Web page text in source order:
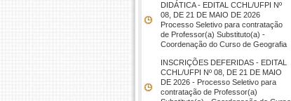
DIDÁTICA - EDITAL CCHL/UFPI Nº
08, DE 21 DE MAIO DE 2026
Processo Seletivo para contratação
de Professor(a) Substituto(a) -
Coordenação do Curso de Geografia
INSCRIÇÕES DEFERIDAS - EDITAL
CCHL/UFPI Nº 08, DE 21 DE MAIO
DE 2026 - Processo Seletivo para
contratação de Professor(a)